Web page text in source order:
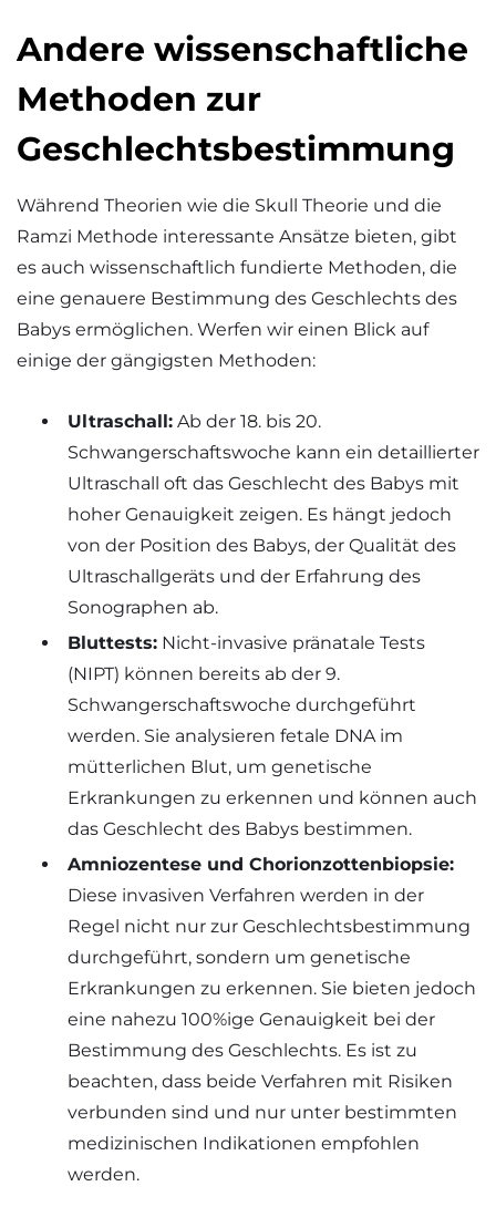
Andere wissenschaftliche
Methoden zur
Geschlechtsbestimmung
Während Theorien wie die Skull Theorie und die
Ramzi Methode interessante Ansätze bieten, gibt
es auch wissenschaftlich fundierte Methoden, die
eine genauere Bestimmung des Geschlechts des
Babys ermöglichen. Werfen wir einen Blick auf
einige der gängigsten Methoden:
Ultraschall: Ab der 18. bis 20.
Schwangerschaftswoche kann ein detaillierter
Ultraschall oft das Geschlecht des Babys mit
hoher Genauigkeit zeigen. Es hängt jedoch
von der Position des Babys, der Qualität des
Ultraschallgeräts und der Erfahrung des
Sonographen ab.
Bluttests: Nicht-invasive pränatale Tests
(NIPT) können bereits ab der 9.
Schwangerschaftswoche durchgeführt
werden. Sie analysieren fetale DNA im
mütterlichen Blut, um genetische
Erkrankungen zu erkennen und können auch
das Geschlecht des Babys bestimmen.
Amniozentese und Chorionzottenbiopsie:
Diese invasiven Verfahren werden in der
Regel nicht nur zur Geschlechtsbestimmung
durchgeführt, sondern um genetische
Erkrankungen zu erkennen. Sie bieten jedoch
eine nahezu 100%ige Genauigkeit bei der
Bestimmung des Geschlechts. Es ist zu
beachten, dass beide Verfahren mit Risiken
verbunden sind und nur unter bestimmten
medizinischen Indikationen empfohlen
werden.